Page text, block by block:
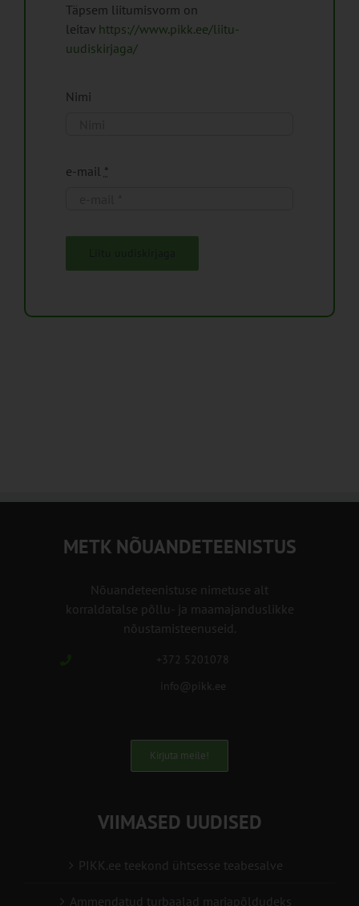
Täpsem liitumisvorm on
leitav https://www.pikk.ee/liitu-
uudiskirjaga/
Nimi
e-mail *
METK NÕUANDETEENISTUS
Nõuandeteenistuse nimetuse alt
korraldatalse põllu- ja maamajanduslikke
nõustamisteenuseid.
+372 5201078
info@pikk.ee
Kirjuta meile!
VIIMASED UUDISED
PIKK.ee teekond ühtsesse teabesalve
Ammendatud turbaalad marjapõldudeks